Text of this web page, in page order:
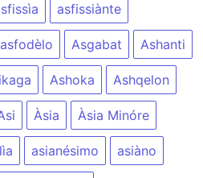
asfissiànte
asfodèlo Asgabat Ashanti
Ashoka Ashqelon
Àsia Àsia Minóre
asianésimo asiàno